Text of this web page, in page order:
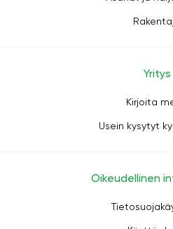
Yritys
Kirjoita
Usein kysytyt
Oikeudellinen